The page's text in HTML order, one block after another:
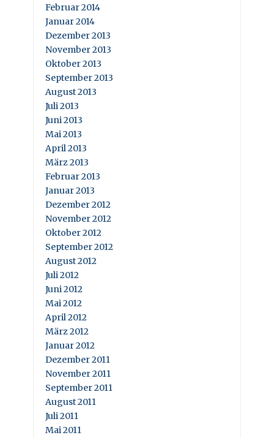
Februar 2014
Januar 2014
Dezember 2013
November 2013
Oktober 2013
September 2013
August 2013
Juli 2013
Juni 2013
Mai 2013
April 2013
März 2013
Februar 2013
Januar 2013
Dezember 2012
November 2012
Oktober 2012
September 2012
August 2012
Juli 2012
Juni 2012
Mai 2012
April 2012
März 2012
Januar 2012
Dezember 2011
November 2011
September 2011
August 2011
Juli 2011
Mai 2011